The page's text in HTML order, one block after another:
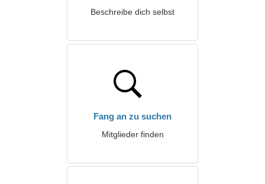
Beschreibe dich selbst
Fang an zu suchen
Mitglieder finden